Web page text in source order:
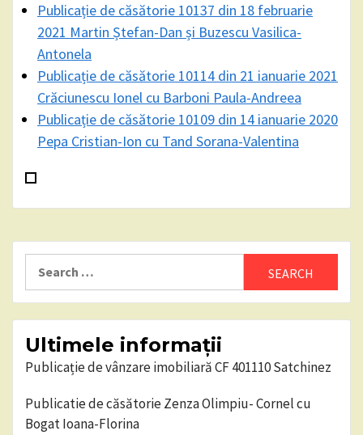
Publicație de căsătorie 10137 din 18 februarie
2021 Martin Ștefan-Dan și Buzescu Vasilica-
Antonela
Publicație de căsătorie 10114 din 21 ianuarie 2021
Crăciunescu Ionel cu Barboni Paula-Andreea
Publicație de căsătorie 10109 din 14 ianuarie 2020
Pepa Cristian-Ion cu Tand Sorana-Valentina
for:
Ultimele informații
Publicație de vânzare imobiliară CF 401110 Satchinez
Publicatie de căsătorie Zenza Olimpiu- Cornel cu
Bogat Ioana-Florina